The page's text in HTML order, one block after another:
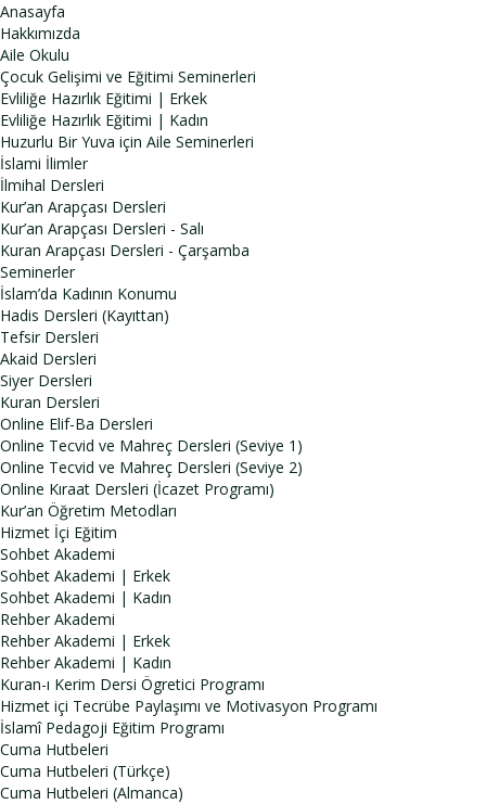
Anasayfa
Hakkımızda
Aile Okulu
Çocuk Gelişimi ve Eğitimi Seminerleri
Evliliğe Hazırlık Eğitimi | Erkek
Evliliğe Hazırlık Eğitimi | Kadın
Huzurlu Bir Yuva için Aile Seminerleri
İslami İlimler
İlmihal Dersleri
Kur’an Arapçası Dersleri
Kur’an Arapçası Dersleri - Salı
Kuran Arapçası Dersleri - Çarşamba
Seminerler
İslam’da Kadının Konumu
Hadis Dersleri (Kayıttan)
Tefsir Dersleri
Akaid Dersleri
Siyer Dersleri
Kuran Dersleri
Online Elif-Ba Dersleri
Online Tecvid ve Mahreç Dersleri (Seviye 1)
Online Tecvid ve Mahreç Dersleri (Seviye 2)
Online Kıraat Dersleri (İcazet Programı)
Kur’an Öğretim Metodları
Hizmet İçi Eğitim
Sohbet Akademi
Sohbet Akademi | Erkek
Sohbet Akademi | Kadın
Rehber Akademi
Rehber Akademi | Erkek
Rehber Akademi | Kadın
Kuran-ı Kerim Dersi Ögretici Programı
Hizmet içi Tecrübe Paylaşımı ve Motivasyon Programı
İslamî Pedagoji Eğitim Programı
Cuma Hutbeleri
Cuma Hutbeleri (Türkçe)
Cuma Hutbeleri (Almanca)